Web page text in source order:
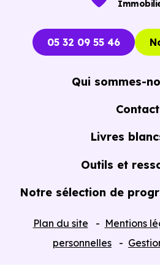
opportunités concrètes.
05 32 09 55 46
Qui sommes-
A propos
Contact
Livres
Guide de l'Achat
Outils et
Notre sélection de
Plan du site Mentions
personnelles